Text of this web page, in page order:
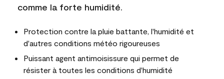
comme la forte humidité.
Protection contre la pluie battante, l'humidité et
d'autres conditions météo rigoureuses
Puissant agent antimoisissure qui permet de
résister à toutes les conditions d'humidité